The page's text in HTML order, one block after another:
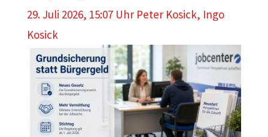
29. Juli 2026, 15:07 Uhr Peter Kosick, Ingo
Kosick